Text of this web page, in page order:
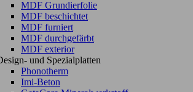
MDF Grundierfolie
MDF beschichtet
MDF furniert
MDF durchgefärbt
MDF exterior
und Spezialplatten
Phonotherm
Imi-Beton